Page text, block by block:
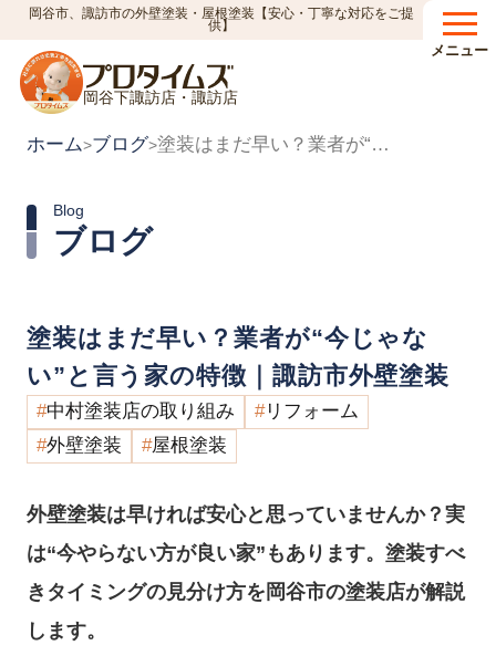
岡谷市、諏訪市の外壁塗装・屋根塗装【安心・丁寧な対応をご提
供】
岡谷下諏訪店・諏訪店
メニュー
ホーム>ブログ> 塗装はまだ早い？業者が“今じゃない”と言う家の特徴｜諏訪市外壁塗装
ブログ
Blog
塗装はまだ早い？業者が“今じゃな
い”と言う家の特徴｜諏訪市外壁塗装
中村塗装店の取り組み
リフォーム
外壁塗装
屋根塗装
外壁塗装は早ければ安心と思っていませんか？実
は“今やらない方が良い家”もあります。塗装すべ
きタイミングの見分け方を岡谷市の塗装店が解説
します。